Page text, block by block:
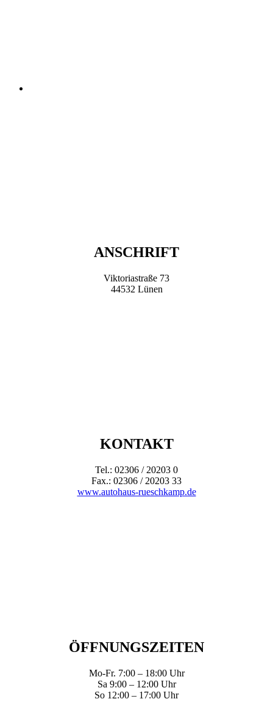
ANSCHRIFT
Viktoriastraße 73
44532 Lünen
KONTAKT
Tel.: 02306 / 20203 0
Fax.: 02306 / 20203 33
www.autohaus-rueschkamp.de
ÖFFNUNGSZEITEN
Mo-Fr. 7:00 – 18:00 Uhr
Sa 9:00 – 12:00 Uhr
So 12:00 – 17:00 Uhr